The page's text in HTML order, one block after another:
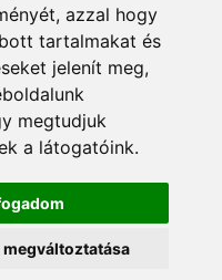
azzal hogy
tartalmakat és
jelenít meg,
megtudjuk
a látogatóink.